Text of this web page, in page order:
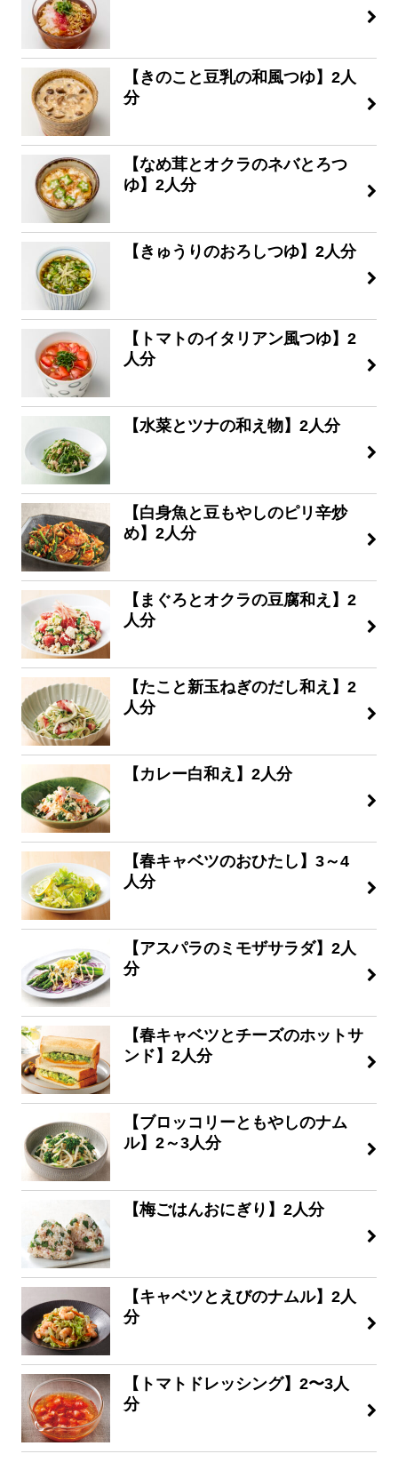
【きのこと豆乳の和風つゆ】2人
分
【なめ茸とオクラのネバとろつ
ゆ】2人分
【きゅうりのおろしつゆ】2人分
【トマトのイタリアン風つゆ】2
人分
【水菜とツナの和え物】2人分
【白身魚と豆もやしのピリ辛炒
め】2人分
【まぐろとオクラの豆腐和え】2
人分
【たこと新玉ねぎのだし和え】2
人分
【カレー白和え】2人分
【春キャベツのおひたし】3～4
人分
【アスパラのミモザサラダ】2人
分
【春キャベツとチーズのホットサ
ンド】2人分
【ブロッコリーともやしのナム
ル】2～3人分
【梅ごはんおにぎり】2人分
【キャベツとえびのナムル】2人
分
【トマトドレッシング】2〜3人
分